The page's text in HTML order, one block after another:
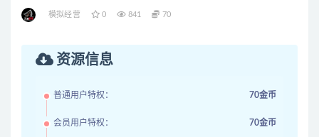
模拟经营 0 841 70
资源信息
普通用户特权： 70金币
会员用户特权： 70金币